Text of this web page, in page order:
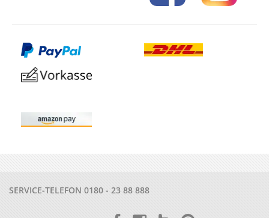
SERVICE-TELEFON 0180 - 23 88 888